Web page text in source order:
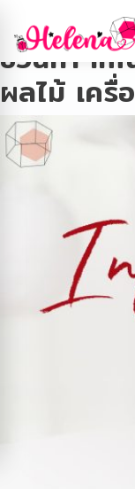
Tag:น้ำหมั
ชวนทำ
ผลไม้ เครื่